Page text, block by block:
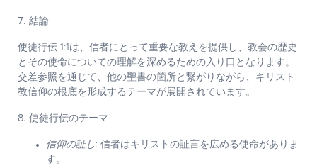
7. 結論
使徒行伝 1:1は、信者にとって重要な教えを提供し、教会の歴史
とその使命についての理解を深めるための入り口となります。
交差参照を通じて、他の聖書の箇所と繋がりながら、キリスト
教信仰の根底を形成するテーマが展開されています。
8. 使徒行伝のテーマ
信仰の証し : 信者はキリストの証言を広める使命がありま
す。